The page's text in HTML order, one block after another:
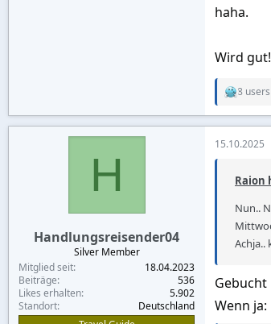
haha.
Wird gut!
R
a
t
8 users
H
Handlungsreisender04
Silver Member
Mitglied seit
18.04.2023
Beiträge
536
Likes erhalten
5.902
Standort
Deutschland
15.10.2025
Raion
Nun..
Achja..
Wenn ja: